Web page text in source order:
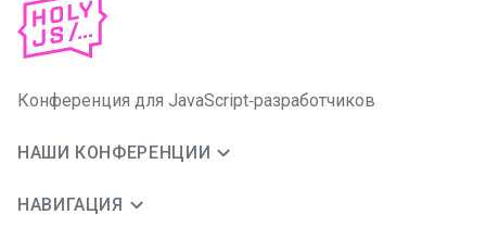
Конференция для JavaScript‑разработчиков
НАШИ КОНФЕРЕНЦИИ
НАВИГАЦИЯ